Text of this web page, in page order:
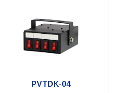
PVTDK-04